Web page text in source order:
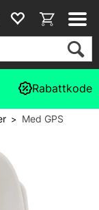
Rabattkode
> Med GPS